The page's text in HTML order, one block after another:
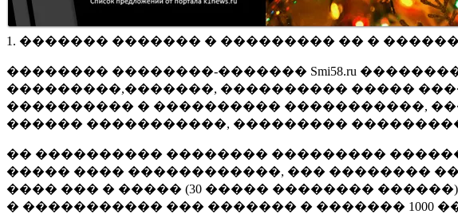
1. ������� ������� � ��������� �� �
�������� ��������-������� Smi58.ru
���������,�������, ���������� �����
���������� � ���������� �����������,
������ �����������, ���������
�� ���������� �������� ���������
����� ���� ������������, ��� ��������
���� ��� � ����� (30 ����� ��������
� ����������� ��� ������� � ������� 1000